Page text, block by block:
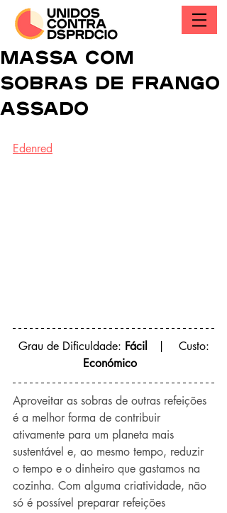
Massa com
sobras de frango
assado
Edenred
Grau de Dificuldade: Fácil
   |    Custo:
Económico
Aproveitar as sobras de outras refeições
é a melhor forma de contribuir
ativamente para um planeta mais
sustentável e, ao mesmo tempo, reduzir
o tempo e o dinheiro que gastamos na
cozinha. Com alguma criatividade, não
só é possível preparar refeições